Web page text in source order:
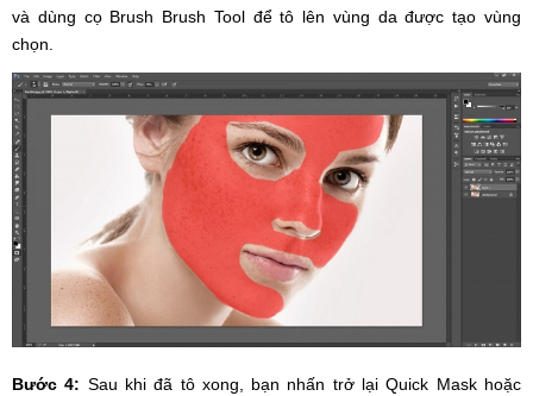
và dùng cọ Brush Brush Tool để tô lên vùng da được tạo vùng
chọn.
Bước 4: Sau khi đã tô xong, bạn nhấn trở lại Quick Mask hoặc